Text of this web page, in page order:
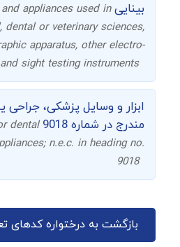
بیناییappliances used in
dental or veterinary sciences,
apparatus, other electro-
sight testing instruments
ابزار و وسایل پزشکی، جراحی
مندرج در شماره 9018
dental
n.e.c. in heading no.
9018
بازگشت به درختواره کدهای